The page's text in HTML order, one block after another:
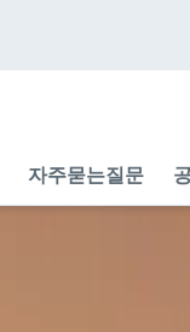
자주묻는질문